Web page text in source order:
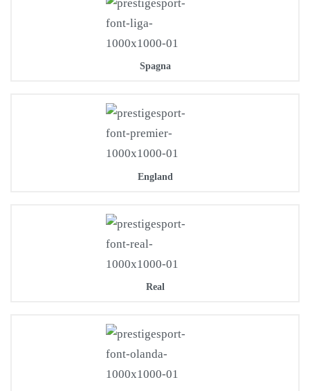
Spagna
England
Real